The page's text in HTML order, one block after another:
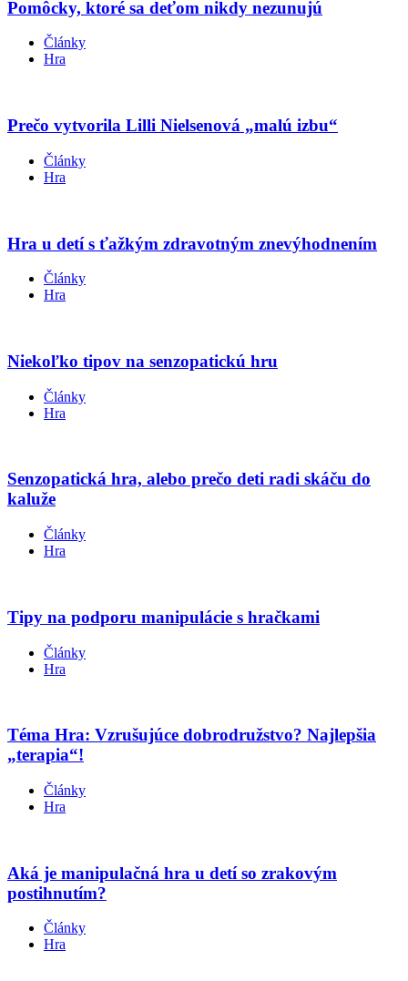
Pomôcky, ktoré sa deťom nikdy nezunujú
Články
Hra
Prečo vytvorila Lilli Nielsenová „malú izbu“
Články
Hra
Hra u detí s ťažkým zdravotným znevýhodnením
Články
Hra
Niekoľko tipov na senzopatickú hru
Články
Hra
Senzopatická hra, alebo prečo deti radi skáču do
kaluže
Články
Hra
Tipy na podporu manipulácie s hračkami
Články
Hra
Téma Hra: Vzrušujúce dobrodružstvo? Najlepšia
„terapia“!
Články
Hra
Aká je manipulačná hra u detí so zrakovým
postihnutím?
Články
Hra